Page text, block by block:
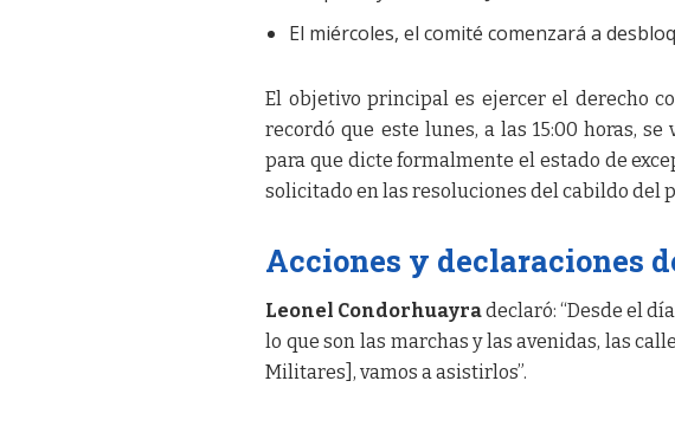
El miércoles, el comité comenzará a
El objetivo principal es ejercer el derecho
recordó que este lunes, a las 15:00 horas,
para que dicte formalmente el estado de
solicitado en las resoluciones del cabildo del
Acciones y declaraciones
Leonel Condorhuayradeclaró: “Desde el
lo que son las marchas y las avenidas, las
Militares], vamos a asistirlos”.